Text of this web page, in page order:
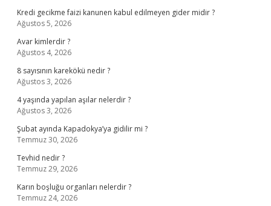
Kredi gecikme faizi kanunen kabul edilmeyen gider midir ?
Ağustos 5, 2026
Avar kimlerdir ?
Ağustos 4, 2026
8 sayısının karekökü nedir ?
Ağustos 3, 2026
4 yaşında yapılan aşılar nelerdir ?
Ağustos 3, 2026
Şubat ayında Kapadokya’ya gidilir mi ?
Temmuz 30, 2026
Tevhid nedir ?
Temmuz 29, 2026
Karın boşluğu organları nelerdir ?
Temmuz 24, 2026